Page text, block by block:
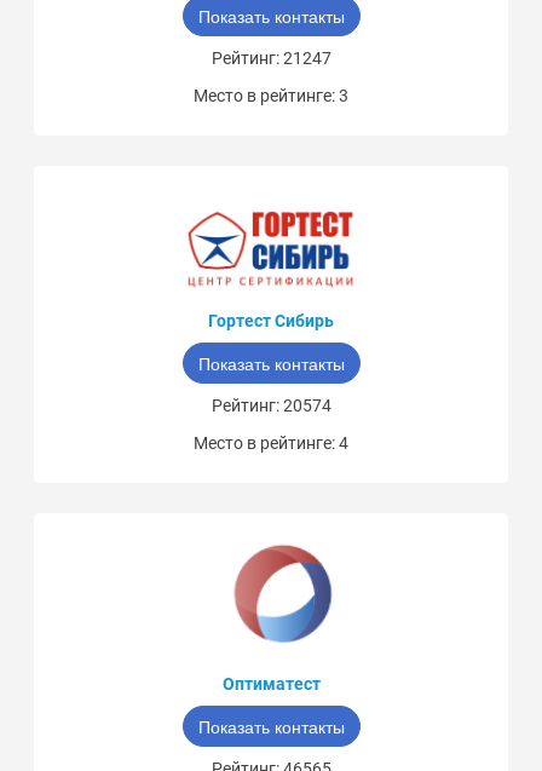
Показать контакты
Рейтинг: 21247
Место в рейтинге: 3
Гортест Сибирь
Показать контакты
Рейтинг: 20574
Место в рейтинге: 4
Оптиматест
Показать контакты